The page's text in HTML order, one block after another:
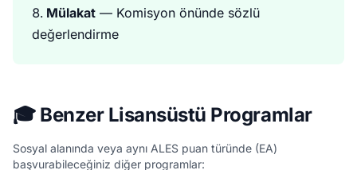
Mülakat — Komisyon önünde sözlü
değerlendirme
🎓 Benzer Lisansüstü Programlar
Sosyal alanında veya aynı ALES puan türünde (EA)
başvurabileceğiniz diğer programlar: